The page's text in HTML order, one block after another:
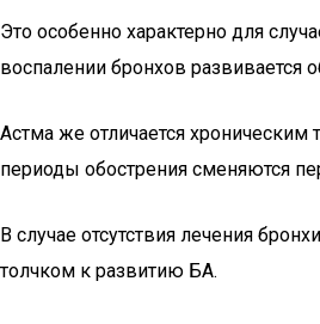
Это особенно характерно для
воспалении бронхов развивается
Астма же отличается хроническим
периоды обострения сменяются
В случае отсутствия лечения
толчком к развитию БА.